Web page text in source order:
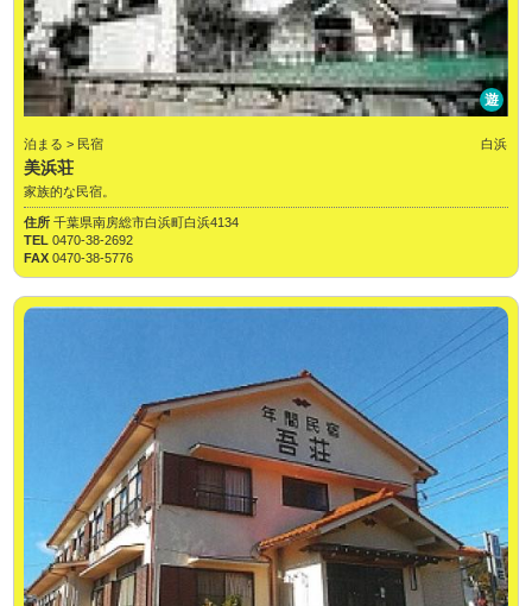
遊
泊まる > 民宿 白浜
美浜荘
家族的な民宿。
住所千葉県南房総市白浜町白浜4134
TEL0470-38-2692
FAX0470-38-5776